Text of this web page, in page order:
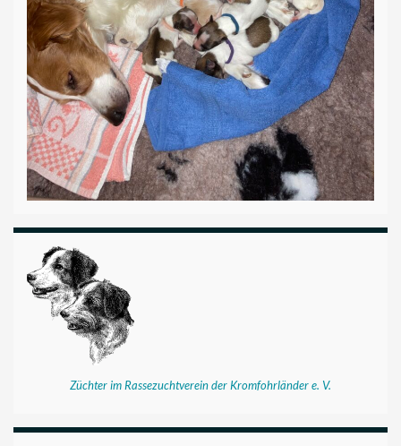
Züchter im Rassezuchtverein der Kromfohrländer e. V.